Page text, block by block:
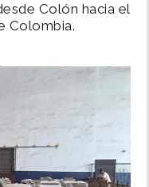
Colón hacia el
Colombia.